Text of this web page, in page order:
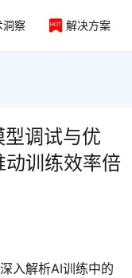
洞察 解决方案
调试与优
训练效率倍
入解析AI训练中的